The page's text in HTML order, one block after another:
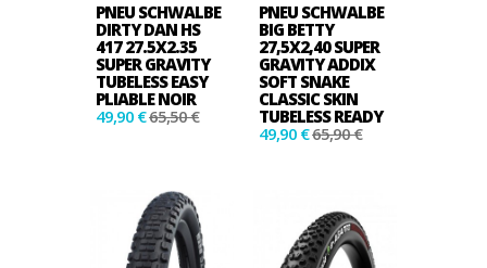
PNEU SCHWALBE
DIRTY DAN HS
417 27.5X2.35
SUPER GRAVITY
TUBELESS EASY
PLIABLE NOIR
49,90 €65,50 €
PNEU SCHWALBE
BIG BETTY
27,5X2,40 SUPER
GRAVITY ADDIX
SOFT SNAKE
CLASSIC SKIN
TUBELESS READY
49,90 €65,90 €